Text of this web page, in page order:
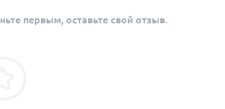
первым, оставьте свой отзыв.